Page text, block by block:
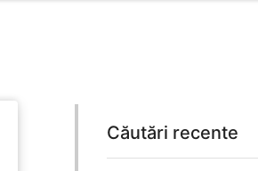
Căutări recente